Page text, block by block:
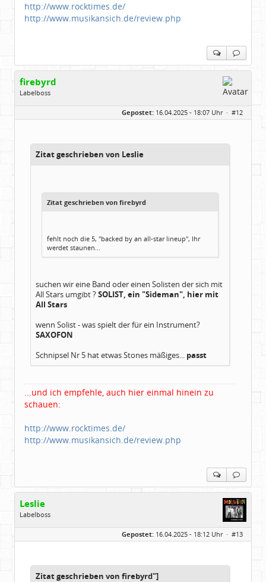
http://www.rocktimes.de/
http://www.musikansich.de/review.php
firebyrd
Labelboss
Hausgeburt (Ausgeburt?)
Beiträge:
48860
Gepostet: 16.04.2025 - 18:07 Uhr · #12
Zitat geschrieben von Leslie
Zitat geschrieben von firebyrd
fehlt noch die 5, "backed by an all-star lineup", Ihr
werdet staunen...
suchen wir eine Band oder einen Solisten der sich mit
All Stars umgibt ?SOLIST, ein "Sideman", hier mit
All Stars
wenn Solist - was spielt der für ein Instrument?
SAXOFON
Schnipsel Nr 5 hat etwas Stones mäßiges... passt
...und ich empfehle, auch hier einmal hinein zu
schauen:
http://www.rocktimes.de/
http://www.musikansich.de/review.php
Leslie
Labelboss
Geschlecht:
keine Angabe
in der Mitte zwischen Kölnarena und Festhalle Ffm
Beiträge:
48741
Gepostet: 16.04.2025 - 18:12 Uhr · #13
Zitat geschrieben von firebyrd"]